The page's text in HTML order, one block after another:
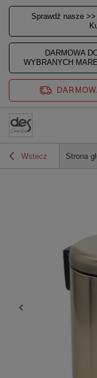
Sprawdź nasze >>
DARMOWA
WYBRANYCH
Wstecz Strona